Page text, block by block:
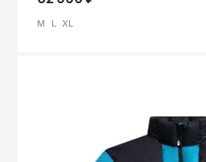
M L XL